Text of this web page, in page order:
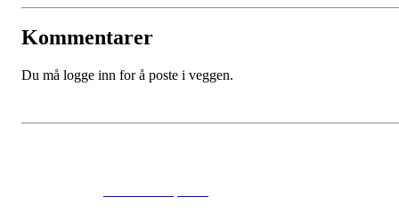
Kommentarer
Du må logge inn for å poste i veggen.